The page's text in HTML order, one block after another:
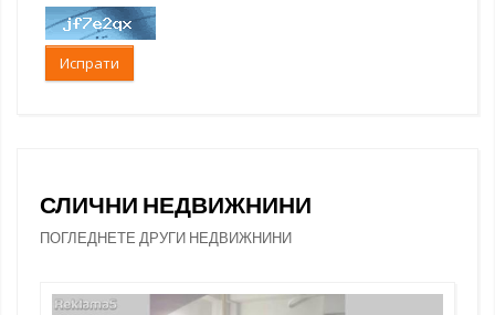
Испрати
СЛИЧНИ НЕДВИЖНИНИ
ПОГЛЕДНЕТЕ ДРУГИ НЕДВИЖНИНИ